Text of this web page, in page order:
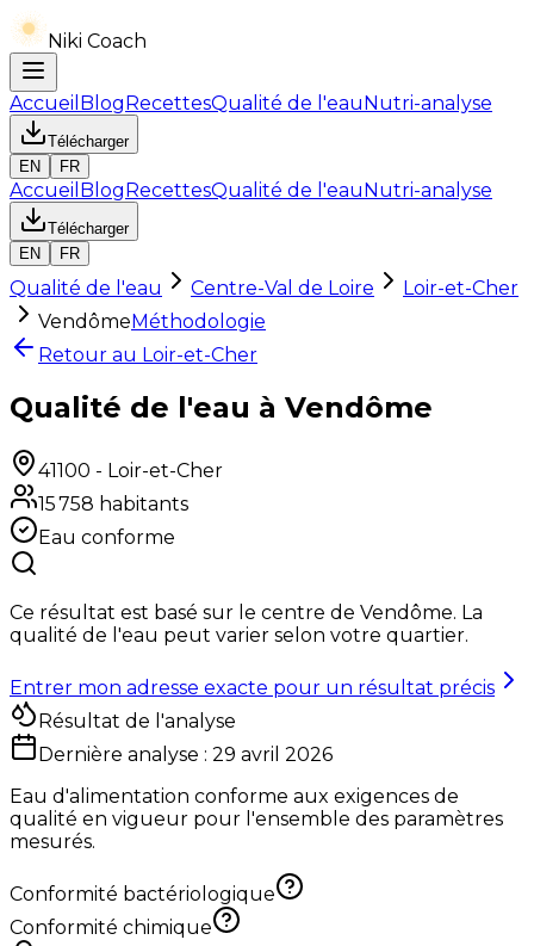
Niki Coach
Accueil BlogRecettesQualité de l'eauNutri-analyse
Télécharger
EN
FR
Accueil BlogRecettesQualité de l'eauNutri-analyse
Télécharger
EN
FR
Qualité de l'eau Centre-Val de Loire
Loir-et-Cher
VendômeMéthodologie
Retour au Loir-et-Cher
Qualité de l'eau à Vendôme
41100 - Loir-et-Cher
15 758 habitants
Eau conforme
Ce résultat est basé sur le centre de Vendôme. La
qualité de l'eau peut varier selon votre quartier.
Entrer mon adresse exacte pour un résultat précis
Résultat de l'analyse
Dernière analyse : 29 avril 2026
Eau d'alimentation conforme aux exigences de
qualité en vigueur pour l'ensemble des paramètres
mesurés.
Conformité bactériologique
Conformité chimique